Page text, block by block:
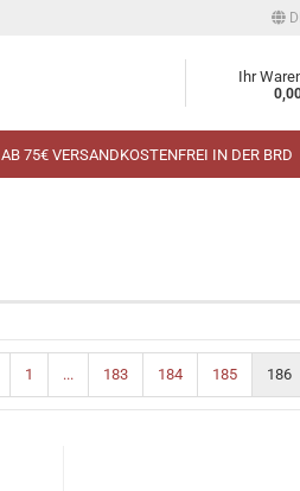
Ihr
AB 75€ VERSANDKOSTENFREI IN DER BRD
1 ... 183 184 185 186